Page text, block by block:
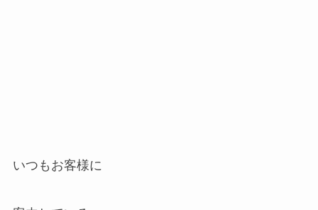
いつもお客様に